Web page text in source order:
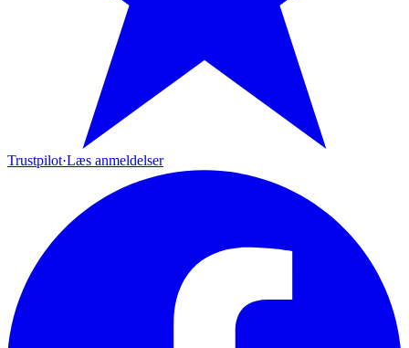
Trustpilot·Læs anmeldelser